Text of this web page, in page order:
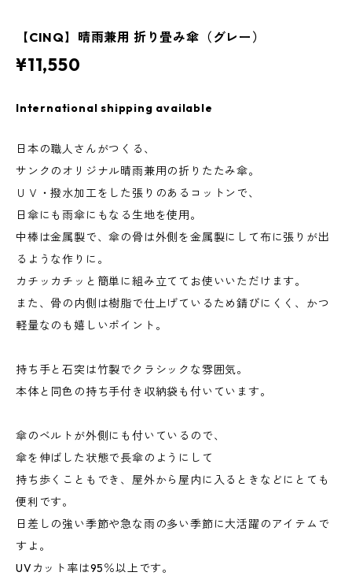
【CINQ】晴雨兼用 折り畳み傘（グレー）
¥11,550
International shipping available
日本の職人さんがつくる、
サンクのオリジナル晴雨兼用の折りたたみ傘。
ＵＶ・撥水加工をした張りのあるコットンで、
日傘にも雨傘にもなる生地を使用。
中棒は金属製で、傘の骨は外側を金属製にして布に張りが出
るような作りに。
カチッカチッと簡単に組み立ててお使いいただけます。
また、骨の内側は樹脂で仕上げているため錆びにくく、かつ
軽量なのも嬉しいポイント。
持ち手と石突は竹製でクラシックな雰囲気。
本体と同色の持ち手付き収納袋も付いています。
傘のベルトが外側にも付いているので、
傘を伸ばした状態で長傘のようにして
持ち歩くこともでき、屋外から屋内に入るときなどにとても
便利です。
日差しの強い季節や急な雨の多い季節に大活躍のアイテムで
すよ。
UVカット率は95％以上です。